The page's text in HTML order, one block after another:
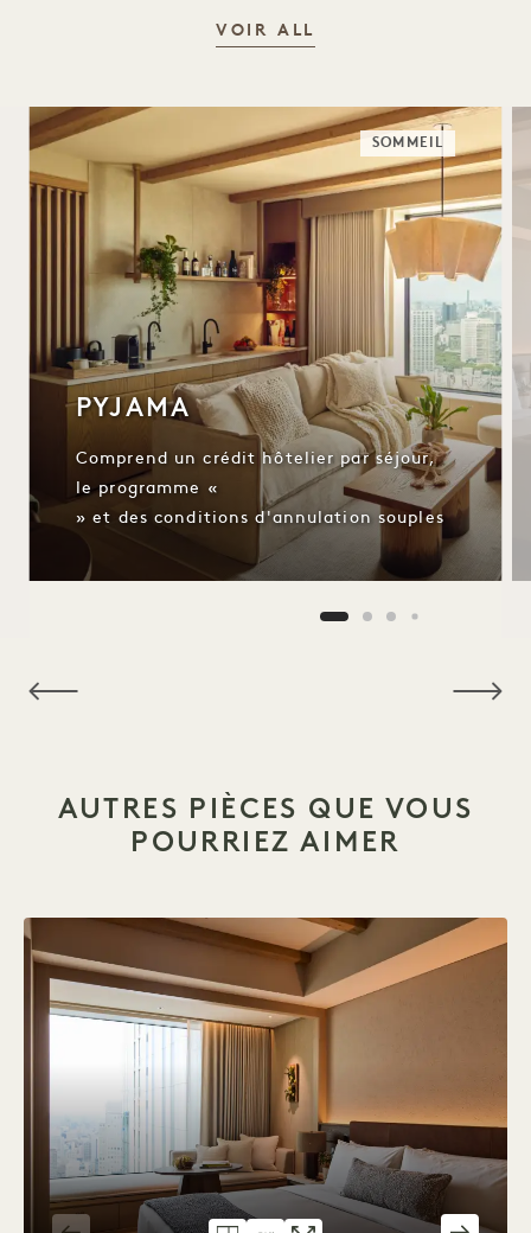
VOIR ALL
SOMMEIL
PYJAMA
Comprend un crédit hôtelier par séjour,
le programme «
» et des conditions d'annulation souples
AUTRES PIÈCES QUE VOUS
POURRIEZ AIMER